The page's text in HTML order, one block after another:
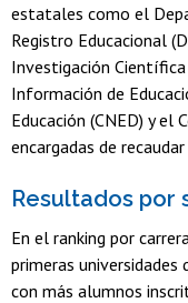
estatales como el
Registro Educacional
Investigación Científica
Información de
Educación (CNED) y el
encargadas de
Resultados por
En el ranking por
primeras universidades
con más alumnos